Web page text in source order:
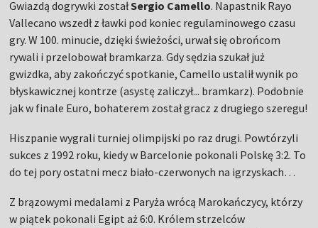
Gwiazdą dogrywki zostałSergio Camello. Napastnik Rayo
Vallecano wszedł z ławki pod koniec regulaminowego czasu
gry. W 100. minucie, dzięki świeżości, urwał się obrońcom
rywali i przelobował bramkarza. Gdy sędzia szukał już
gwizdka, aby zakończyć spotkanie, Camello ustalił wynik po
błyskawicznej kontrze (asystę zaliczył... bramkarz). Podobnie
jak w finale Euro, bohaterem został gracz z drugiego szeregu!
Hiszpanie wygrali turniej olimpijski po raz drugi. Powtórzyli
sukces z 1992 roku, kiedy w Barcelonie pokonali Polskę 3:2. To
do tej pory ostatni mecz biało-czerwonych na igrzyskach…
Z brązowymi medalami z Paryża wrócą Marokańczycy, którzy
w piątek pokonali Egipt aż 6:0. Królem strzelców